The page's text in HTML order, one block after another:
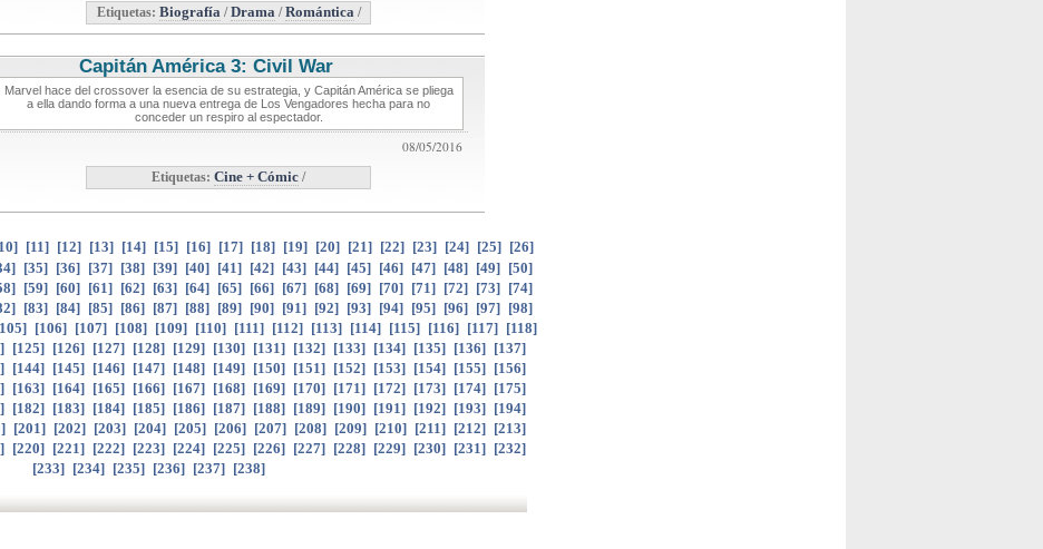
Etiquetas: Biografía/Drama/Romántica/
Capitán América 3: Civil War
Marvel hace del crossover la esencia de su estrategia, y Capitán América se pliega
a ella dando forma a una nueva entrega de Los Vengadores hecha para no
conceder un respiro al espectador.
08/05/2016
Etiquetas: Cine + Cómic /
10] [11] [12] [13] [14] [15] [16] [17] [18] [19] [20] [21] [22] [23] [24] [25] [26]
] [35] [36] [37] [38] [39] [40] [41] [42] [43] [44] [45] [46] [47] [48] [49] [50]
] [59] [60] [61] [62] [63] [64] [65] [66] [67] [68] [69] [70] [71] [72] [73] [74]
] [83] [84] [85] [86] [87] [88] [89] [90] [91] [92] [93] [94] [95] [96] [97] [98]
] [106] [107] [108] [109] [110] [111] [112] [113] [114] [115] [116] [117] [118]
] [125] [126] [127] [128] [129] [130] [131] [132] [133] [134] [135] [136] [137]
] [144] [145] [146] [147] [148] [149] [150] [151] [152] [153] [154] [155] [156]
] [163] [164] [165] [166] [167] [168] [169] [170] [171] [172] [173] [174] [175]
] [182] [183] [184] [185] [186] [187] [188] [189] [190] [191] [192] [193] [194]
] [201] [202] [203] [204] [205] [206] [207] [208] [209] [210] [211] [212] [213]
] [220] [221] [222] [223] [224] [225] [226] [227] [228] [229] [230] [231] [232]
[233] [234] [235] [236] [237] [238]